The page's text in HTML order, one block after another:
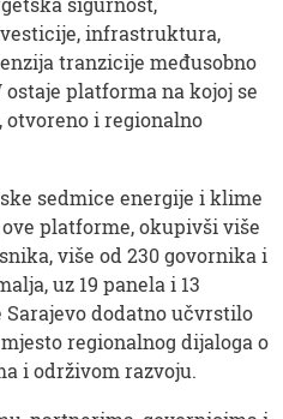
infrastruktura,
tranzicije međusobno
ostaje platforma na kojoj se
otvoreno i regionalno
sedmice energije i klime
platforme, okupivši više
više od 230 govornika i
uz 19 panela i 13
dodatno učvrstilo
regionalnog dijaloga o
i održivom razvoju.